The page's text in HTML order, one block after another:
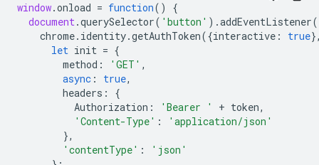
window.onload = function()
{
document.querySelector( 'button' ).addEventListener(
chrome. identity.getAuthToken({interactive : true
let init = {
method : 'GET' ,
async : true,
headers :
{
Authorization : 'Bearer ' + token,
'Content-Type' :
'application/json'
},
'contentType' :
'json'